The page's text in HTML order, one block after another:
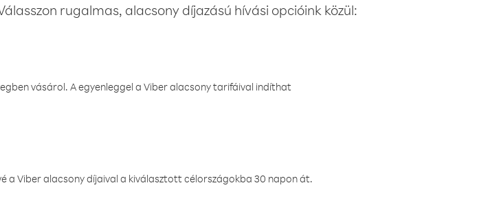
rugalmas, alacsony díjazású hívási opcióink közül:
vásárol. A egyenleggel a Viber alacsony tarifáival indíthat
a Viber alacsony díjaival a kiválasztott célországokba 30 napon át.